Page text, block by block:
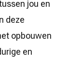
jou en
deze
opbouwen
en